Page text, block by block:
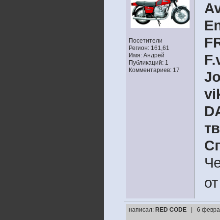
Посетители
Регион: 161,61
Имя: Андрей
Публикаций: 1
Комментариев: 17
написал: RED CODE | 6